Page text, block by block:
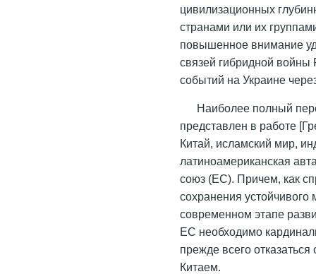
цивилизационных
странами или их
повышенное внимание
связей гибридной войны
событий на Украине
Наиболее полный
представлен в работе
Китай, исламский мир,
латиноамериканская
союз (ЕС). Причем, как
сохранения
современном этапе
ЕС необходимо
прежде всего
Китаем.